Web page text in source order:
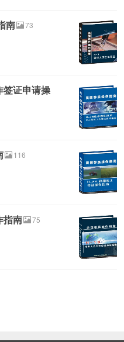
南
73
签证申请操
116
指南
75